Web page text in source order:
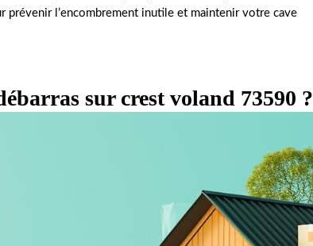
prévenir l’encombrement inutile et maintenir votre cave
sur crest voland 73590 ?